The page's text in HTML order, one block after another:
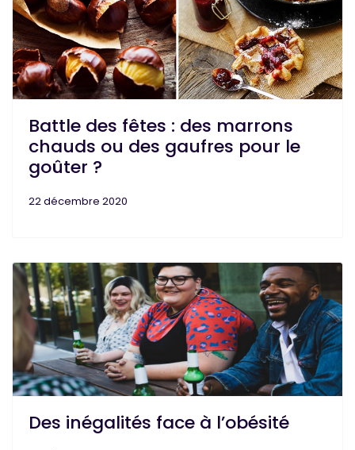
Battle des fêtes : des marrons
chauds ou des gaufres pour le
goûter ?
22 décembre 2020
Des inégalités face à l’obésité